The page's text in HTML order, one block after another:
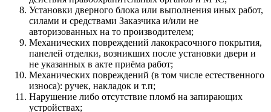
Установки дверного блока или выполнения иных работ,
силами и средствами Заказчика и/или не
авторизованных на то производителем;
Механических повреждений лакокрасочного покрытия,
панелей отделки, возникших после установки двери и
не указанных в акте приёма работ;
Механических повреждений (в том числе естественного
износа): ручек, накладок и т.п;
Нарушение либо отсутствие пломб на запирающих
устройствах;